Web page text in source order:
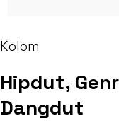
Kolom
Hipdut,
Dangdut